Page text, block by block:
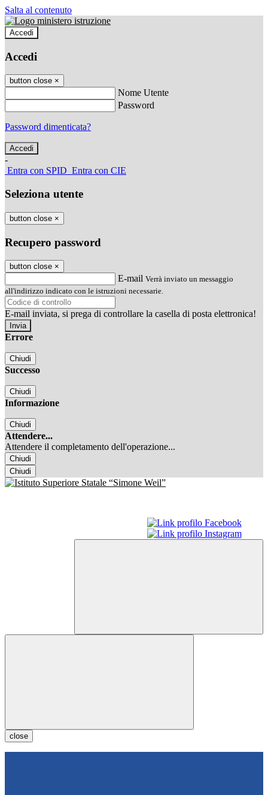
Salta al contenuto
Accedi
Accedi
button close ×
Nome Utente
Password
Password dimenticata?
-
Entra con SPID Entra con CIE
Seleziona utente
button close ×
Recupero password
button close ×
E-mail Verrà inviato un messaggio
all'indirizzo indicato con le istruzioni necessarie.
E-mail inviata, si prega di controllare la casella di posta elettronica!
Errore
Chiudi
Successo
Chiudi
Informazione
Chiudi
Attendere...
Attendere il completamento dell'operazione...
Chiudi
Chiudi
close